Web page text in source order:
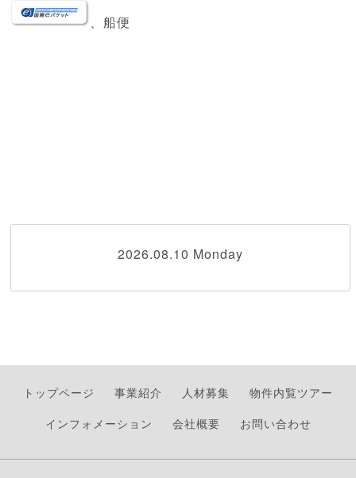
、船便
2026.08.10 Monday
トップページ 事業紹介 人材募集
物件内覧ツアー
インフォメーション
会社概要 お問い合わせ